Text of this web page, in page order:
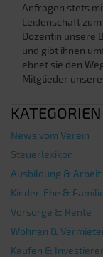
Anfragen stets
Leidenschaft
Dozentin unsere
und gibt ihnen
ebnet sie den
Mitglieder
KATEGORIEN
News vom Verein
Steuerlexikon
Ausbildung & Arbeit
Kinder, Ehe &
Vorsorge & Rente
Wohnen &
Kaufen &